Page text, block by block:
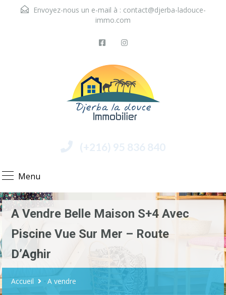
Envoyez-nous un e-mail à : contact@djerba-ladouce-
immo.com
(+216) 95 836 840
Menu
A Vendre Belle Maison S+4 Avec
Piscine Vue Sur Mer – Route
D’Aghir
Accueil A vendre